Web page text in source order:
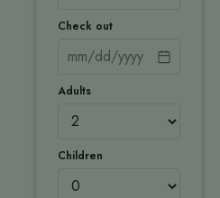
Check out
Adults
Children